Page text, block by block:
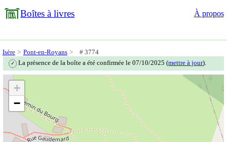
Boîtes à livres À propos
Isère Pont-en-Royans # 3774
✓ La présence de la boîte a été confirmée le 07/10/2025 (mettre à jour).
+
−